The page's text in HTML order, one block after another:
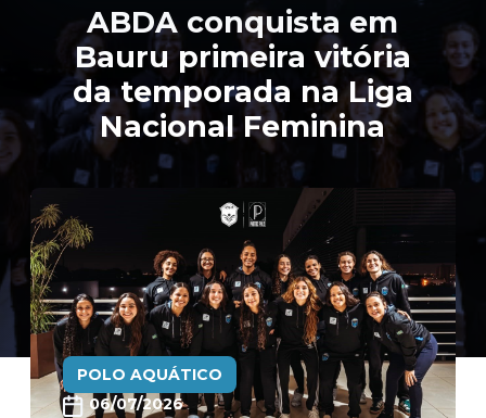
ABDA conquista em
Bauru primeira vitória
da temporada na Liga
Nacional Feminina
POLO AQUÁTICO
06/07/2026